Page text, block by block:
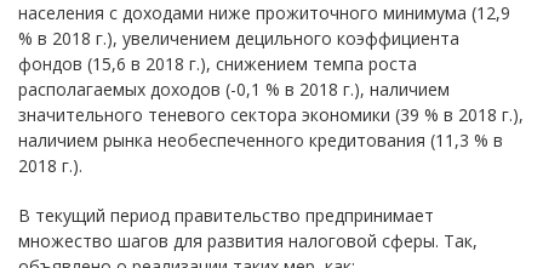
населения с доходами ниже прожиточного минимума (12,9
% в 2018 г.), увеличением децильного коэффициента
фондов (15,6 в 2018 г.), снижением темпа роста
располагаемых доходов (-0,1 % в 2018 г.), наличием
значительного теневого сектора экономики (39 % в 2018 г.),
наличием рынка необеспеченного кредитования (11,3 % в
2018 г.).
В текущий период правительство предпринимает
множество шагов для развития налоговой сферы. Так,